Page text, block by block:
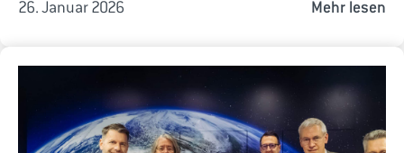
26. Januar 2026 Mehr lesen